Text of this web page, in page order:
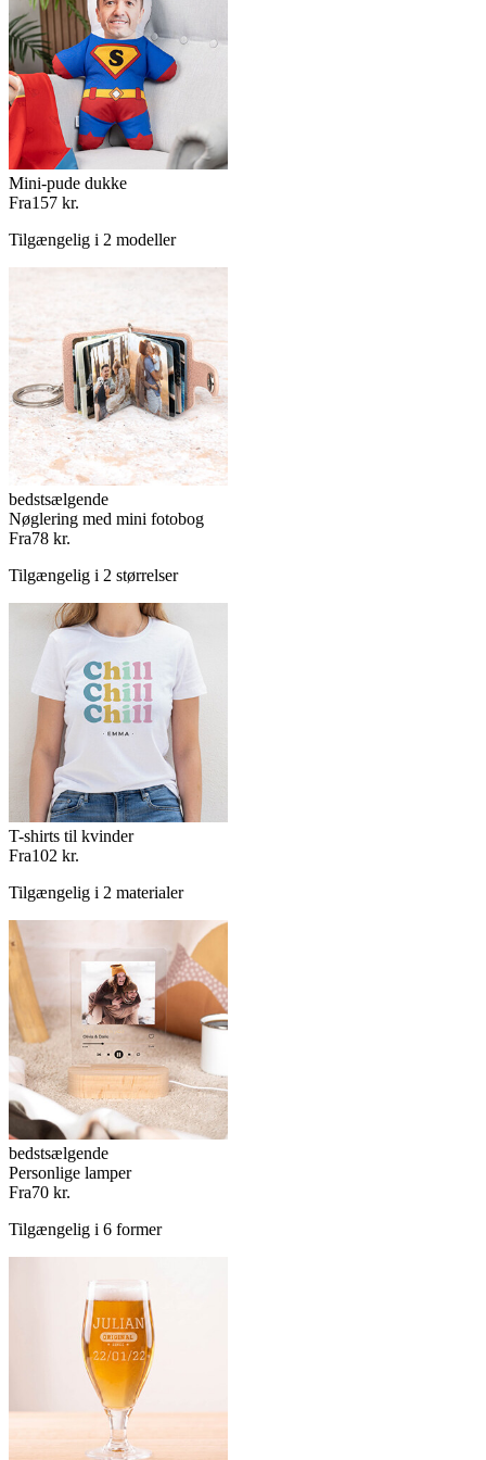
Mini-pude dukke
Fra157 kr.
Tilgængelig i 2 modeller
bedstsælgende
Nøglering med mini fotobog
Fra78 kr.
Tilgængelig i 2 størrelser
T-shirts til kvinder
Fra102 kr.
Tilgængelig i 2 materialer
bedstsælgende
Personlige lamper
Fra70 kr.
Tilgængelig i 6 former